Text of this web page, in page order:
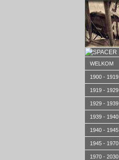
WELKOM
1900 - 1919
1919 - 1929
1929 - 1939
1939 - 1940
1940 - 1945
1945 - 1970
1970 - 2030